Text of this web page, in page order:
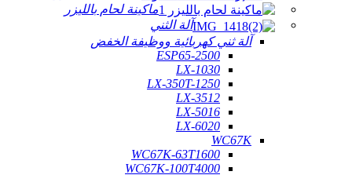
ماكينة لحام بالليزر
آلة الثني
آلة ثني كهربائية ووظيفة الخفض
ESP65-2500
LX-1030
LX-350T-1250
LX-3512
LX-5016
LX-6020
WC67K
WC67K-63T1600
WC67K-100T4000